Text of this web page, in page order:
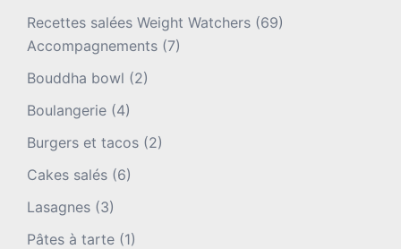
Recettes salées Weight Watchers (69)
Accompagnements (7)
Bouddha bowl (2)
Boulangerie (4)
Burgers et tacos (2)
Cakes salés (6)
Lasagnes (3)
Pâtes à tarte (1)